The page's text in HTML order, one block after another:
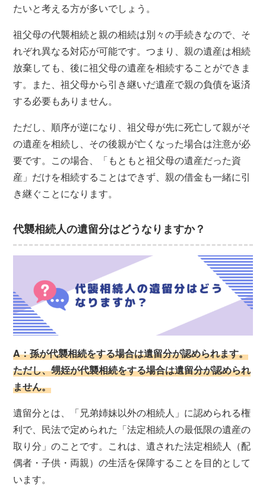
たいと考える方が多いでしょう。
祖父母の代襲相続と親の相続は別々の手続きなので、そ
れぞれ異なる対応が可能です。つまり、親の遺産は相続
放棄しても、後に祖父母の遺産を相続することができま
す。また、祖父母から引き継いだ遺産で親の負債を返済
する必要もありません。
ただし、順序が逆になり、祖父母が先に死亡して親がそ
の遺産を相続し、その後親が亡くなった場合は注意が必
要です。この場合、「もともと祖父母の遺産だった資
産」だけを相続することはできず、親の借金も一緒に引
き継ぐことになります。
代襲相続人の遺留分はどうなりますか？
A：孫が代襲相続をする場合は遺留分が認められます。
ただし、甥姪が代襲相続をする場合は遺留分が認められ
ません。
遺留分とは、「兄弟姉妹以外の相続人」に認められる権
利で、民法で定められた「法定相続人の最低限の遺産の
取り分」のことです。これは、遺された法定相続人（配
偶者・子供・両親）の生活を保障することを目的として
います。